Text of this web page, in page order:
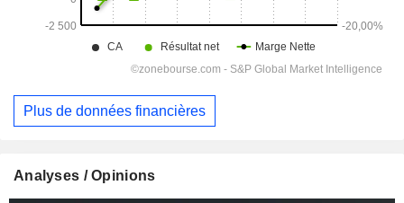
Plus de données financières
Analyses / Opinions